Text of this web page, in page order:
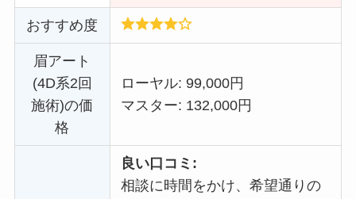
おすすめ度
眉アート
(4D系2回
施術)の価
格
ローヤル: 99,000円
マスター: 132,000円
良い口コミ:
相談に時間をかけ、希望通りの